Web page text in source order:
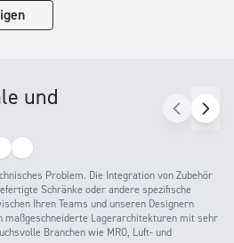
und
Problem. Die Integration von Zubehör
Schränke oder andere spezifische
Ihren Teams und unseren Designern
maßgeschneiderte Lagerarchitekturen mit sehr
Branchen wie MRO, Luft- und